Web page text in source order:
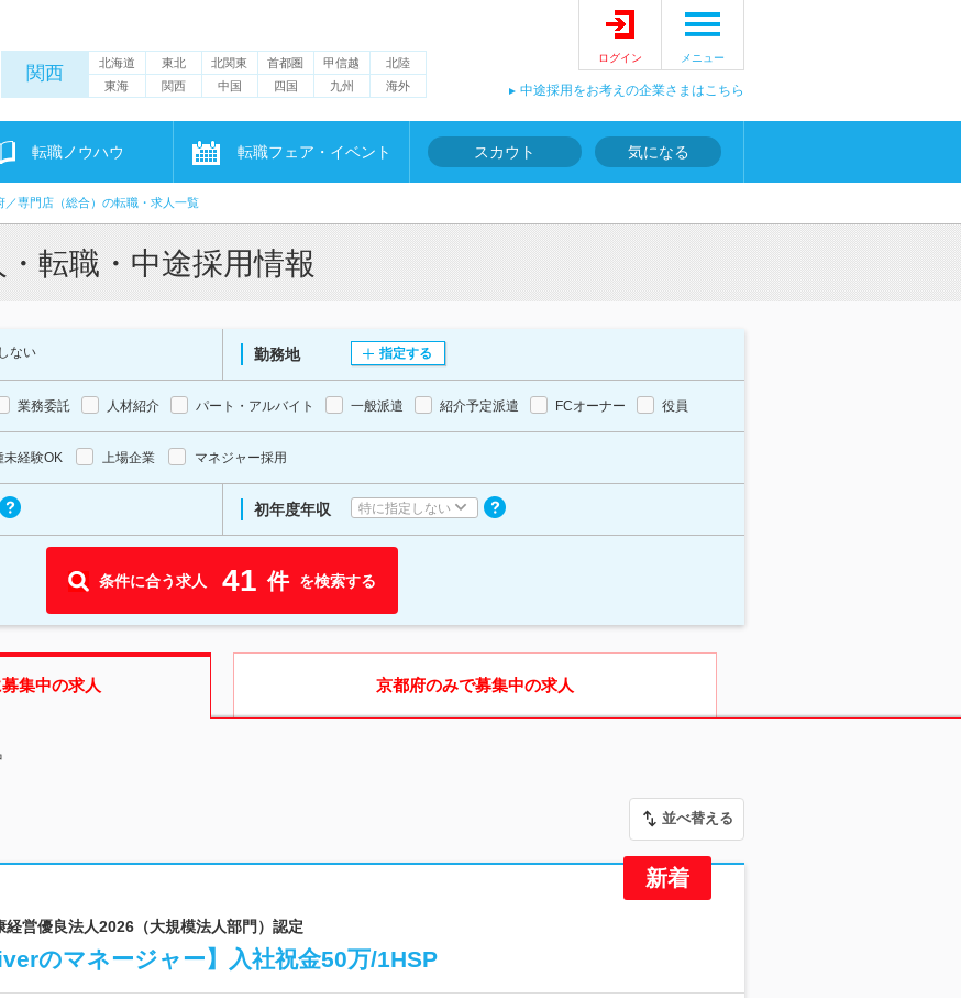
関西 北海道 東北 北関東 首都圏 甲信越
北陸
東海
関西 中国 四国 九州 海外
ログイン メニュー
中途採用をお考えの企業さまはこちら
転職ノウハウ 転職フェア・イベント スカウト 気になる
／専門店（総合）の転職・求人一覧
転職・中途採用情報
ない 勤務地 指定する
業務委託 人材紹介 パート・アルバイト 一般派遣 紹介予定派遣 FCオーナー 役員
未経験OK 上場企業 マネジャー採用
初年度年収 特に指定しない
条件に合う求人 41 件 を検索する
集中の求人 京都府のみで募集中の求人
並べ替える
営優良法人2026（大規模法人部門）認定
のマネージャー】入社祝金50万/1HSP